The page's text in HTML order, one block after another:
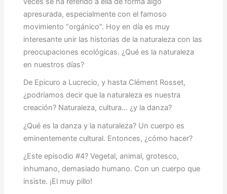
apresurada, especialmente con el famoso
movimiento “orgánico”. Hoy en día es muy
interesante unir las historias de la naturaleza con las
preocupaciones ecológicas. ¿Qué es la naturaleza
en nuestros días?
De Epicuro a Lucrecio, y hasta Clément Rosset,
¿podríamos decir que la naturaleza es nuestra
creación? Naturaleza, cultura… ¿y la danza?
¿Qué es la danza y la naturaleza? Un cuerpo es
eminentemente cultural. Entonces, ¿cómo hacer?
¿Este episodio #4? Vegetal, animal, grotesco,
inhumano, demasiado humano. Con un cuerpo que
insiste. ¡El muy pillo!